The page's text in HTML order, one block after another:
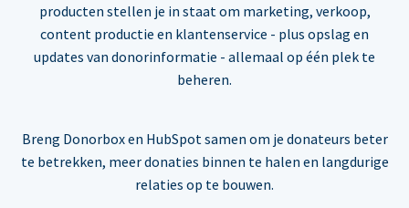
producten stellen je in staat om marketing, verkoop,
content productie en klantenservice - plus opslag en
updates van donorinformatie - allemaal op één plek te
beheren.
Breng Donorbox en HubSpot samen om je donateurs beter
te betrekken, meer donaties binnen te halen en langdurige
relaties op te bouwen.